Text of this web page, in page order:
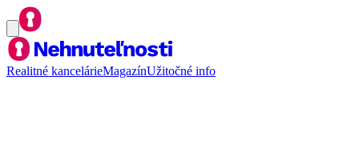
Realitné kancelárieMagazínUžitočné info